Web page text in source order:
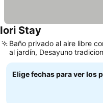
Iori Stay
Baño privado al aire libre
al jardín, Desayuno
japonés
Elige fechas para ver los